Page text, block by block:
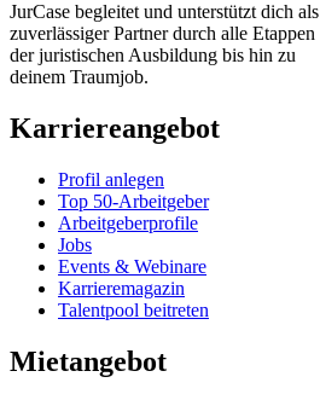
JurCase begleitet und unterstützt dich als
zuverlässiger Partner durch alle Etappen
der juristischen Ausbildung bis hin zu
deinem Traumjob.
Karriereangebot
Profil anlegen
Top 50-Arbeitgeber
Arbeitgeberprofile
Jobs
Events & Webinare
Karrieremagazin
Talentpool beitreten
Mietangebot